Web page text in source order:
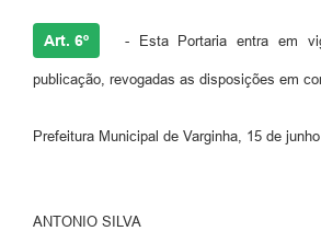
Art. 6º - Esta Portaria entra em
publicação, revogadas as disposições em
Prefeitura Municipal de Varginha, 15 de junho
ANTONIO SILVA